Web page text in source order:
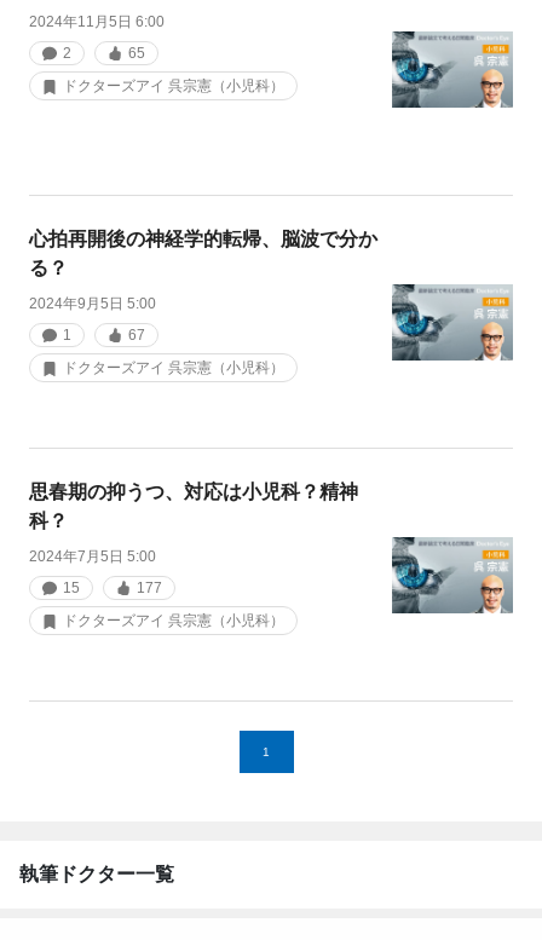
2024年11月5日 6:00
2
65
ドクターズアイ 呉宗憲（小児科）
心拍再開後の神経学的転帰、脳波で分か
る？
2024年9月5日 5:00
1
67
ドクターズアイ 呉宗憲（小児科）
思春期の抑うつ、対応は小児科？精神
科？
2024年7月5日 5:00
15
177
ドクターズアイ 呉宗憲（小児科）
1
執筆ドクター一覧